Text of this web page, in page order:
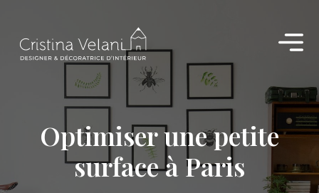
contenu
Optimiser une petite
surface à Paris